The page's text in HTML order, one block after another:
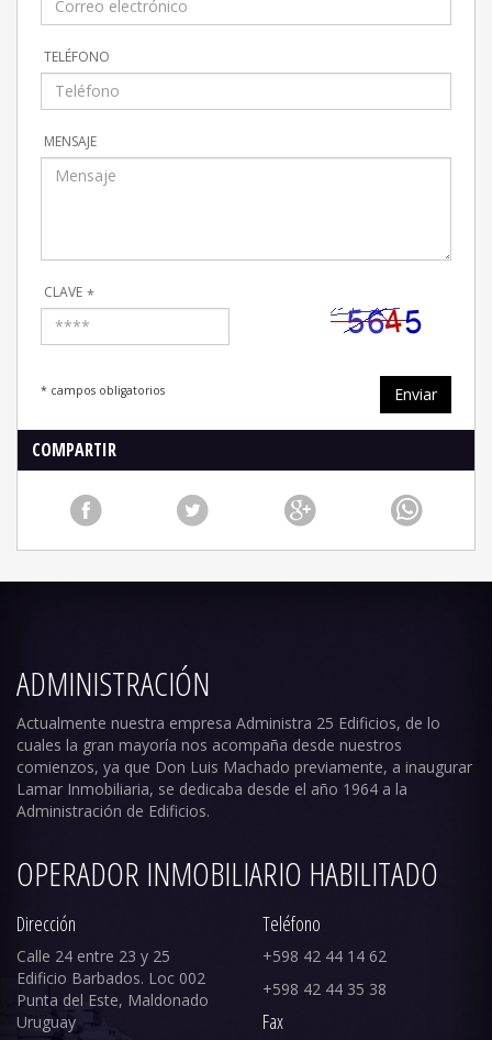
teléfono
mensaje
clave*
* campos obligatorios Enviar
compartir
ADMINISTRACIÓN
Actualmente nuestra empresa Administra 25 Edificios, de lo
cuales la gran mayoría nos acompaña desde nuestros
comienzos, ya que Don Luis Machado previamente, a inaugurar
Lamar Inmobiliaria, se dedicaba desde el año 1964 a la
Administración de Edificios.
OPERADOR INMOBILIARIO HABILITADO
Dirección
Calle 24 entre 23 y 25
Edificio Barbados. Loc 002
Punta del Este, Maldonado
Uruguay
Teléfono
+598 42 44 14 62
+598 42 44 35 38
Fax